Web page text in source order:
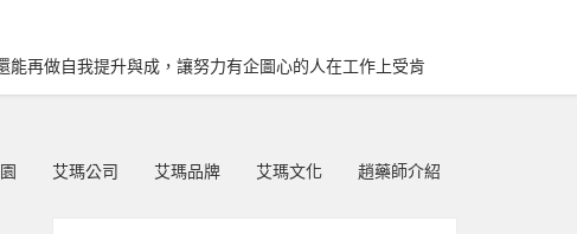
再做自我提升與成，讓努力有企圖心的人在工作上受肯
艾瑪公司 艾瑪品牌 艾瑪文化 趙藥師介紹